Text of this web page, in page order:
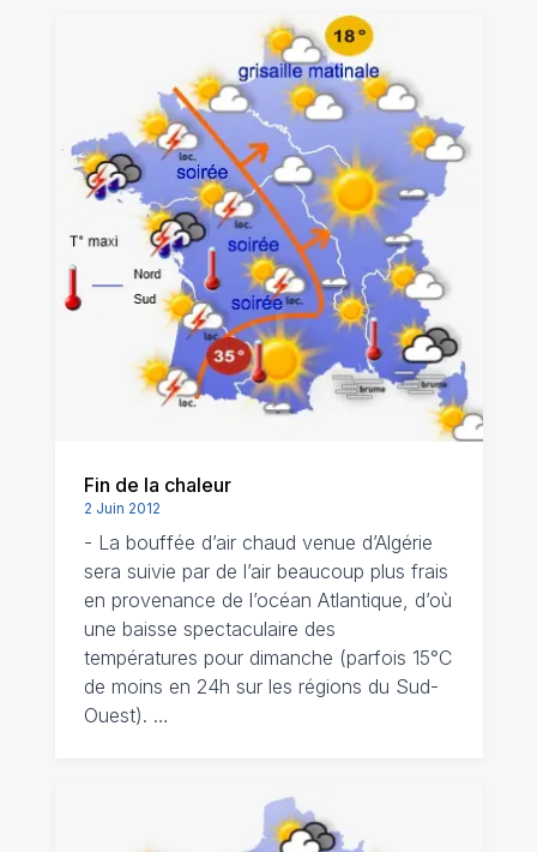
Fin de la chaleur
2 Juin 2012
- La bouffée d’air chaud venue d’Algérie
sera suivie par de l’air beaucoup plus frais
en provenance de l’océan Atlantique, d’où
une baisse spectaculaire des
températures pour dimanche (parfois 15°C
de moins en 24h sur les régions du Sud-
Ouest). …